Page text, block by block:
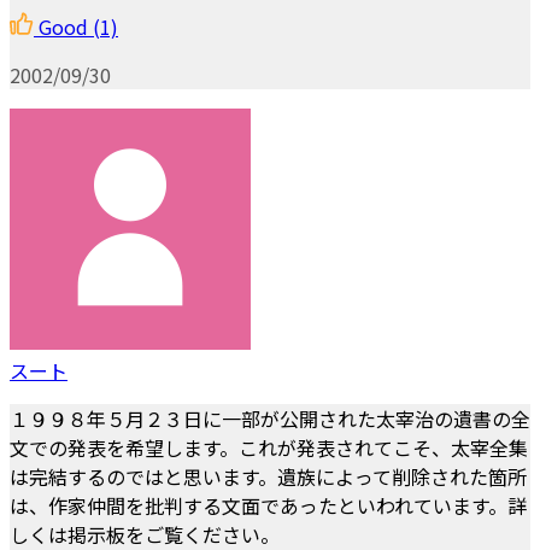
Good (1)
2002/09/30
スート
１９９８年５月２３日に一部が公開された太宰治の遺書の全
文での発表を希望します。これが発表されてこそ、太宰全集
は完結するのではと思います。遺族によって削除された箇所
は、作家仲間を批判する文面であったといわれています。詳
しくは掲示板をご覧ください。